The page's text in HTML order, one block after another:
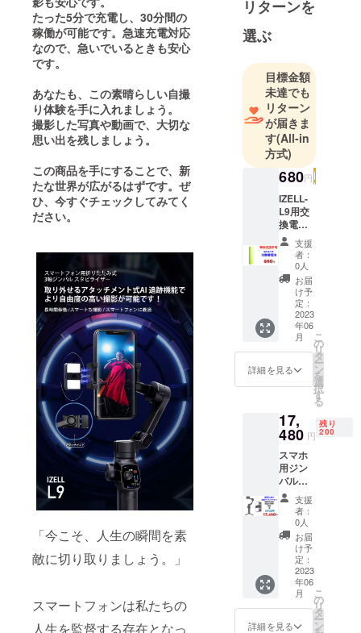
たった5分で充電し、30分間の
稼働が可能です。急速充電対応
なので、急いでいるときも安心
です。
あなたも、この素晴らしい自撮
り体験を手に入れましょう。
撮影した写真や動画で、大切な
思い出を残しましょう。
この商品を手にすることで、新
たな世界が広がるはずです。ぜ
ひ、今すぐチェックしてみてく
ださい。
「今こそ、人生の瞬間を素
敵に切り取りましょう。」
スマートフォンは私たちの
人生を監督する存在となっ
世界中から
探してまい
特商法表記
事業者の名
称:株式会社
ベルクレー
通信販売に
関する業務
の責任者：
小泉
お問い合わ
せ先：キャ
ンプファイ
ヤーの問合
せ先からお
問い合わせ
下さい。
リターンを
選ぶ
目標金額
未達でも
リターン
が届きま
す(All-in
方式)
680円
IZELL-
L9用交
換電池
「単体
支援不
可」
（セッ
ト内
容） ・
IZELL-
L9用交
換電池
×1
※PSE認
証済み
時のご
支援の
み有効
です。
単体で
のご支
援は出
来ませ
んので
予めご
了承下
さい。
※ご注文
状況、
使用部
材の供
給状
支援
者：
0人
お届
け予
定：
2023
年06
月
詳細を見る
こ
の
リ
タ
ー
ン
を
選
択
す
る
17,
480 円
残り
200
スマホ
用ジン
バル
IZELL-
L9＆追
跡ア
タッチ
メント
セッ
ト 1台
先着200
名様限
定 販売
予定価
支援
者：
0人
お届
け予
定：
2023
年06
月
詳細を見る
こ
の
リ
タ
ー
ン